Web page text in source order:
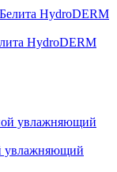
HydroDERM
увлажняющий